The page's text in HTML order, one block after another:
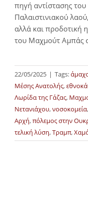
πηγή αντίστασης
Παλαιστινιακού
αλλά και προδοτική
του Μαχμούτ Αμπάς
22/05/2025 | Tags:
Μέσης Ανατολής,
Λωρίδα της Γάζας,
Νετανιάχου,νοσοκομεία,
Αρχή,πόλεμος στην
τελική λύση,Τραμπ,